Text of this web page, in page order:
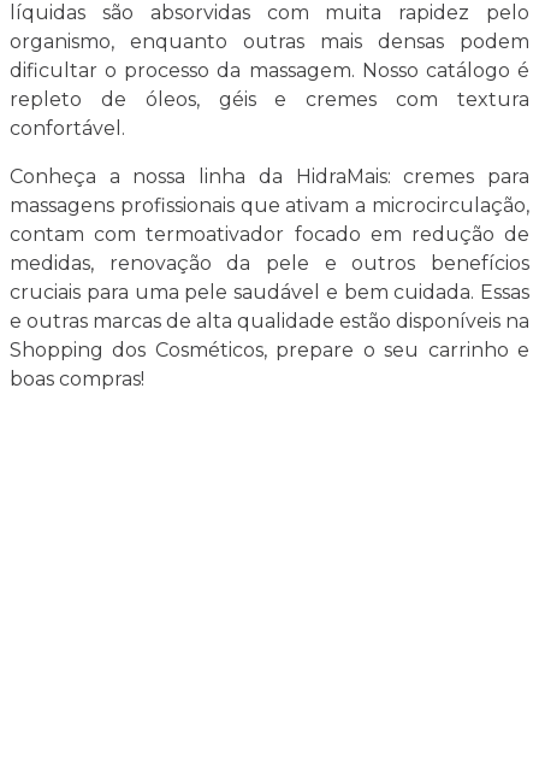
líquidas são absorvidas com muita rapidez pelo
organismo, enquanto outras mais densas podem
dificultar o processo da massagem. Nosso catálogo é
repleto de óleos, géis e cremes com textura
confortável.
Conheça a nossa linha da HidraMais: cremes para
massagens profissionais que ativam a microcirculação,
contam com termoativador focado em redução de
medidas, renovação da pele e outros benefícios
cruciais para uma pele saudável e bem cuidada. Essas
e outras marcas de alta qualidade estão disponíveis na
Shopping dos Cosméticos, prepare o seu carrinho e
boas compras!